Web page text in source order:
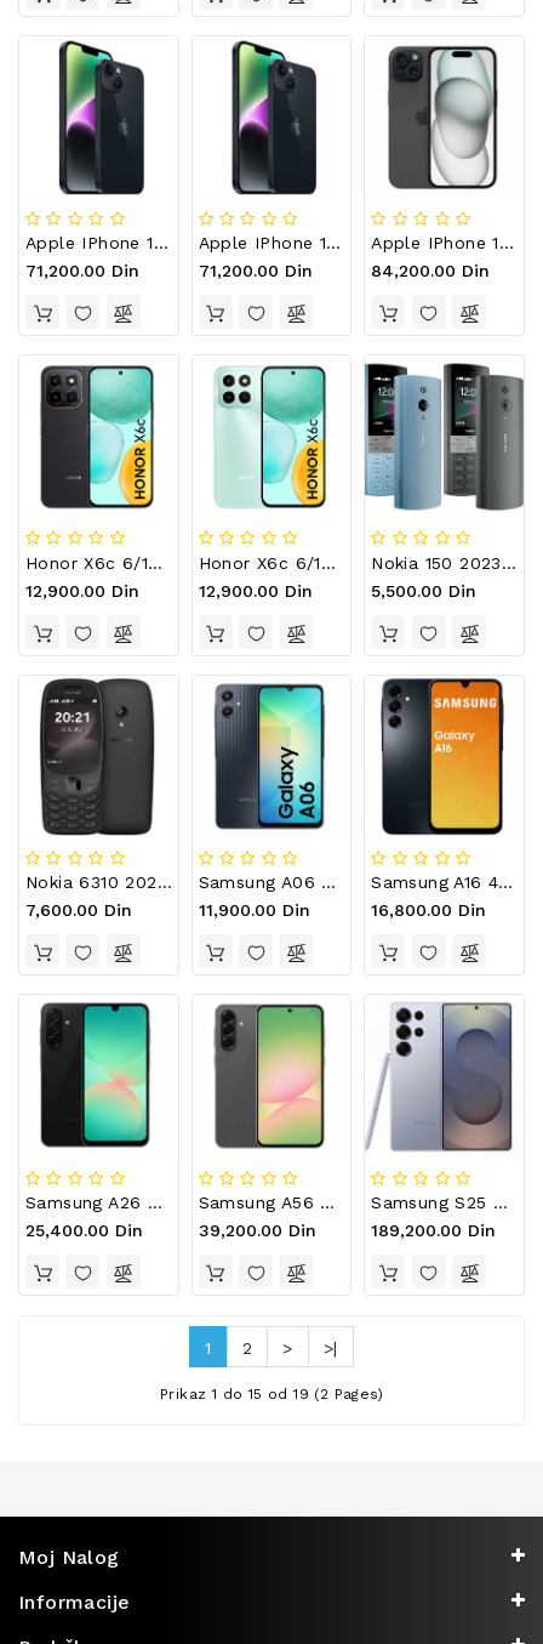
Apple IPhone 14 128GB Crni
71,200.00 Din
Apple IPhone 14 128GB Midnight
71,200.00 Din
Apple IPhone 15 128GB Black
84,200.00 Din
Honor X6c 6/128Gb Crni
12,900.00 Din
Honor X6c 6/128GB Plavi
12,900.00 Din
Nokia 150 2023 Black
5,500.00 Din
Nokia 6310 2024 Black
7,600.00 Din
Samsung A06 4/64GB
11,900.00 Din
Samsung A16 4GB/128GB Black
16,800.00 Din
Samsung A26 6/128GB Black
25,400.00 Din
Samsung A56 5G 8/128GB Graphite
39,200.00 Din
Samsung S25 Ultra 12/512GB Titanium Silver Blue
189,200.00 Din
1 2 > >|
Prikaz 1 do 15 od 19 (2 Pages)
Moj Nalog
Informacije